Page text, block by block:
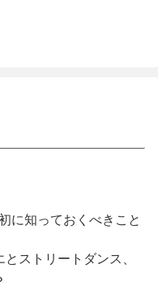
に知っておくべきこと
ストリートダンス、